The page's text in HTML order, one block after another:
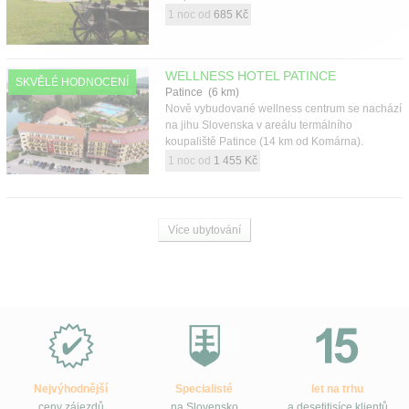
1 noc od 685 Kč
SKVĚLÉ HODNOCENÍ WELLNESS HOTEL PATINCE
Patince (6 km)
Nově vybudované wellness centrum se nachází
na jihu Slovenska v areálu termálního
koupaliště Patince (14 km od Komárna).
1 noc od 1 455 Kč
Více ubytování
Slovensko.cz?
Nejvýhodnější
Specialisté
let na trhu